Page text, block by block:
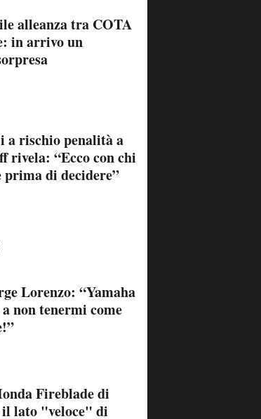
alleanza tra COTA
in arrivo un
a rischio penalità a
rivela: “Ecco con chi
prima di decidere”
Lorenzo: “Yamaha
non tenermi come
Fireblade di
il lato "veloce" di